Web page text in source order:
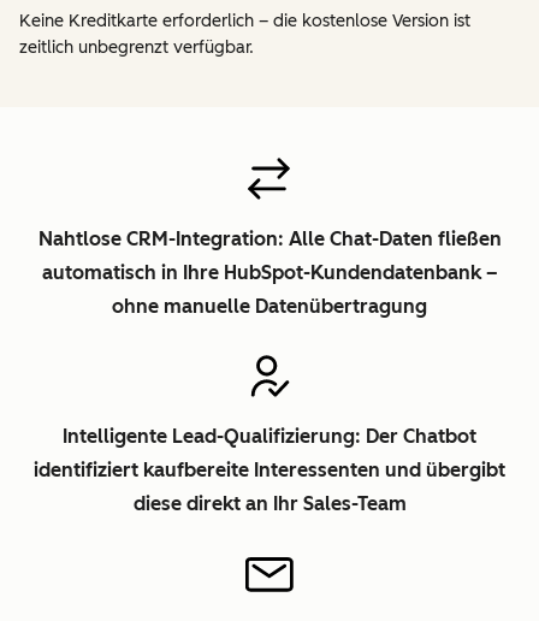
Keine Kreditkarte erforderlich – die kostenlose Version ist
zeitlich unbegrenzt verfügbar.
Nahtlose CRM-Integration: Alle Chat-Daten fließen
automatisch in Ihre HubSpot-Kundendatenbank –
ohne manuelle Datenübertragung
Intelligente Lead-Qualifizierung: Der Chatbot
identifiziert kaufbereite Interessenten und übergibt
diese direkt an Ihr Sales-Team